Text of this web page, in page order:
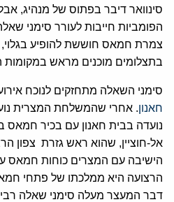
סינוואר דיבר בפתוס של מנהיג,
הפומביות חייבות לעורר סימני
צמרת חמאס חוששת להופיע
בתצלומים מוכנים מראש במקומות
סימני השאלה מתחזקים לנוכח
חאנון. אחרי שהמשלחת המצרית
נועדה בבית חאנון עם בכיר חמאס
אל-חוציין, שהוא ראש גזרת צפון
הישיבה עם המצרים כוחות חמאס
הרצועה היא ממלכתו של פתחי
דבר המעצר מעלה סימני שאלה